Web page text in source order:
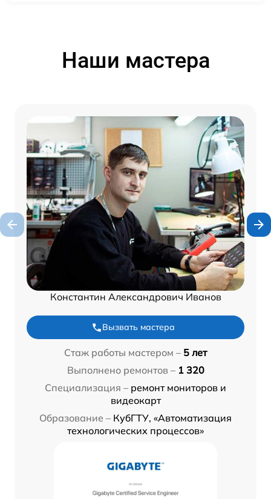
Наши мастера
Константин Александрович Иванов
Вызвать мастера
Стаж работы мастером – 5 лет
Выполнено ремонтов – 1 320
Специализация – ремонт мониторов и
видеокарт
Образование – КубГТУ, «Автоматизация
технологических процессов»